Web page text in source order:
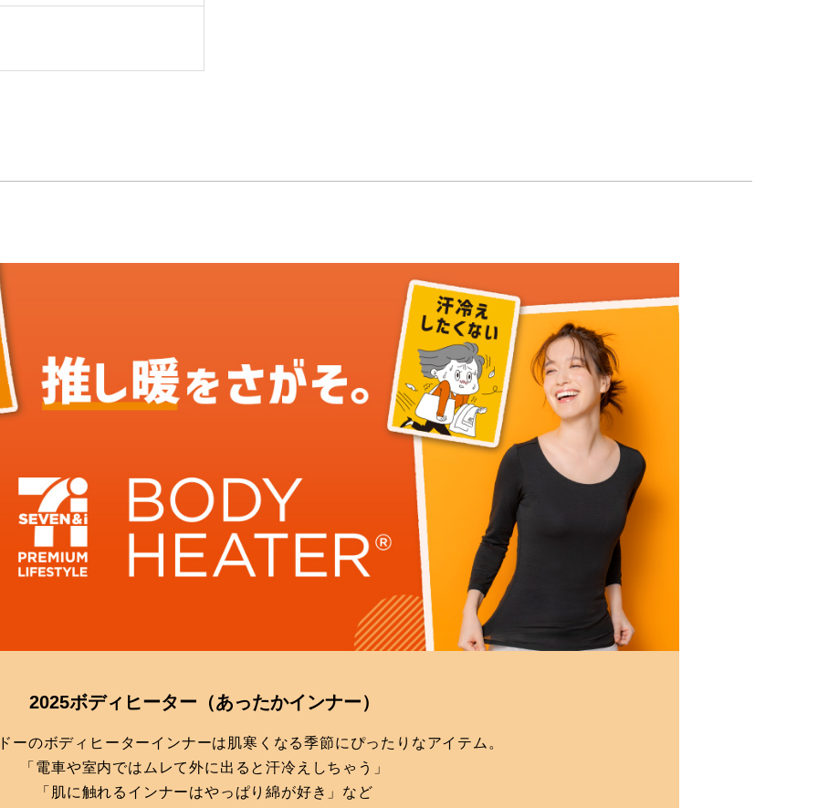
2025ボディヒーター （あったかインナー）
ーのボディヒーターインナーは肌寒くなる季節にぴったりなアイテム。
「電車や室内ではムレて外に出ると汗冷えしちゃう」
「肌に触れるインナーはやっぱり綿が好き」など